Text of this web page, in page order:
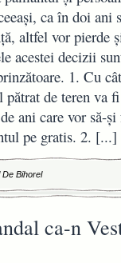
ca în doi ani
altfel vor pierde
acestei decizii
1. Cu
pătrat de teren va
ani care vor să-
pe gratis. 2. [...]
De Bihorel
ca-n